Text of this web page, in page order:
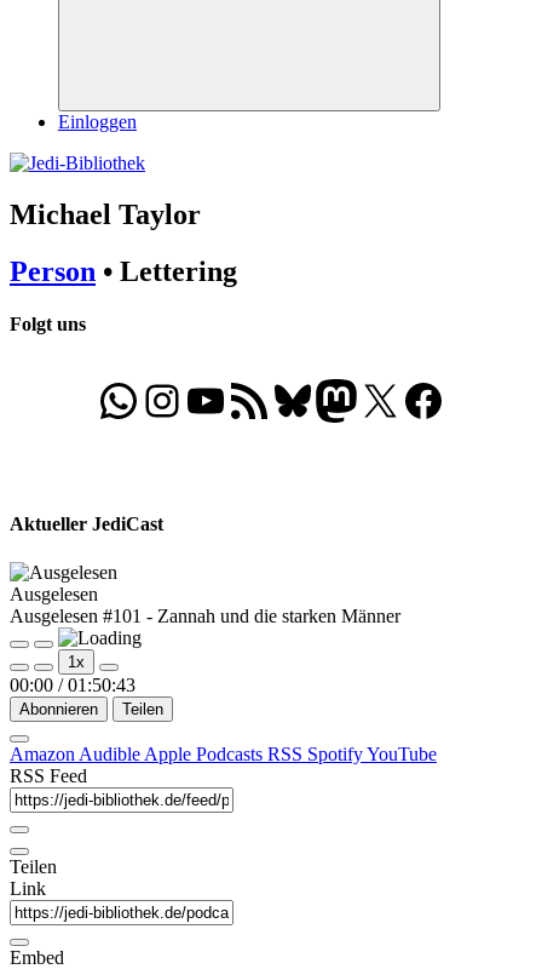
Suchen
Einloggen
Michael Taylor
Person • Lettering
Folgt uns
WhatsApp
Folgt uns auf Instagram
Besucht unseren YouTube-Kanal
RSS-FeedBluesky
Folgt uns auf Mastodon
X Folgt uns auf
Aktueller JediCast
Ausgelesen
Ausgelesen #101 - Zannah und die starken Männer
Play
Episode
Pause
Episode
1x
00:00 / 01:50:43
Abonnieren Teilen
Amazon Audible Apple Podcasts RSS SpotifyYouTube
RSS Feed
Teilen
Link
Embed